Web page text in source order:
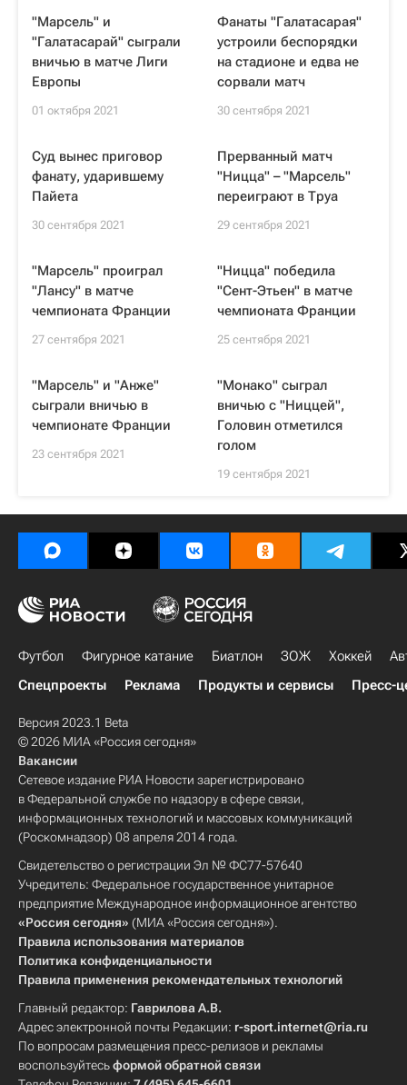
"Марсель" и
"Галатасарай" сыграли
вничью в матче Лиги
Европы
01 октября 2021
Фанаты "Галатасарая"
устроили беспорядки
на стадионе и едва не
сорвали матч
30 сентября 2021
Суд вынес приговор
фанату, ударившему
Пайета
30 сентября 2021
Прерванный матч
"Ницца" – "Марсель"
переиграют в Труа
29 сентября 2021
"Марсель" проиграл
"Лансу" в матче
чемпионата Франции
27 сентября 2021
"Ницца" победила
"Сент-Этьен" в матче
чемпионата Франции
25 сентября 2021
"Марсель" и "Анже"
сыграли вничью в
чемпионате Франции
23 сентября 2021
"Монако" сыграл
вничью с "Ниццей",
Головин отметился
голом
19 сентября 2021
Футбол Фигурное катание Биатлон ЗОЖ Хоккей
Спецпроекты
Реклама Продукты и сервисы Пресс-
Версия 2023.1 Beta
© 2026 МИА «Россия сегодня»
Вакансии
Сетевое издание РИА Новости зарегистрировано
в Федеральной службе по надзору в сфере связи,
информационных технологий и массовых коммуникаций
(Роскомнадзор) 08 апреля 2014 года.
Свидетельство о регистрации Эл № ФС77-57640
Учредитель: Федеральное государственное унитарное
предприятие Международное информационное агентство
«Россия сегодня» (МИА «Россия сегодня»).
Правила использования материалов
Политика конфиденциальности
Правила применения рекомендательных технологий
Главный редактор: Гаврилова А.В.
Адрес электронной почты Редакции: r-sport.internet@ria.ru
По вопросам размещения пресс-релизов и рекламы
воспользуйтесьформой обратной связи